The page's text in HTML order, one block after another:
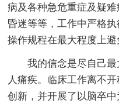
病及各种急危重症及疑难
昏迷等等，工作中严格
操作规程在最大程度上避
我的信念是尽自己
人痛疾。临床工作离不
创新，并开展了以脑卒